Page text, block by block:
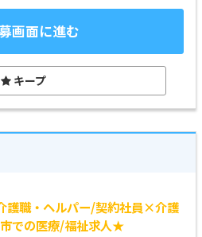
画面に進む
キープ
護職・ヘルパー/契約社員×介護
での医療/福祉求人★